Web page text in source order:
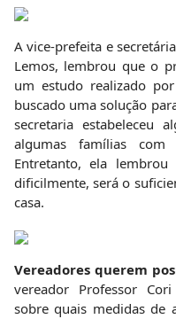
A vice-prefeita e
Lemos, lembrou que o
um estudo realizado
buscado uma solução
secretaria estabeleceu
algumas famílias
Entretanto, ela
dificilmente, será o
casa.
Vereadores querem
vereador Professor
sobre quais medidas de